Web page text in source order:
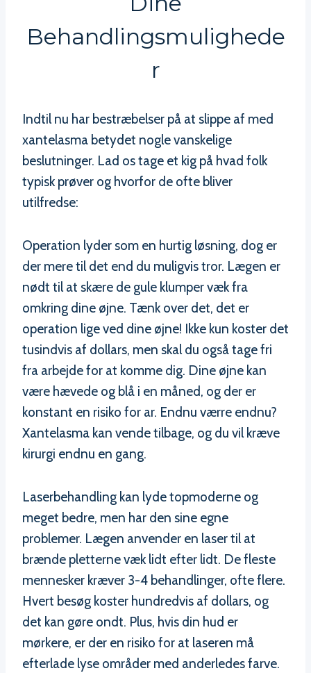
Behandlingsmulighede
R
Indtil nu har bestræbelser på at slippe af med
xantelasma betydet nogle vanskelige
beslutninger. Lad os tage et kig på hvad folk
typisk prøver og hvorfor de ofte bliver
utilfredse:
Operation lyder som en hurtig løsning, dog er
der mere til det end du muligvis tror. Lægen er
nødt til at skære de gule klumper væk fra
omkring dine øjne. Tænk over det, det er
operation lige ved dine øjne! Ikke kun koster det
tusindvis af dollars, men skal du også tage fri
fra arbejde for at komme dig. Dine øjne kan
være hævede og blå i en måned, og der er
konstant en risiko for ar. Endnu værre endnu?
Xantelasma kan vende tilbage, og du vil kræve
kirurgi endnu en gang.
Laserbehandling kan lyde topmoderne og
meget bedre, men har den sine egne
problemer. Lægen anvender en laser til at
brænde pletterne væk lidt efter lidt. De fleste
mennesker kræver 3-4 behandlinger, ofte flere.
Hvert besøg koster hundredvis af dollars, og
det kan gøre ondt. Plus, hvis din hud er
mørkere, er der en risiko for at laseren må
efterlade lyse områder med anderledes farve.